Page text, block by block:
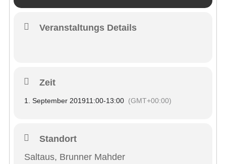
Veranstaltungs Details
Zeit
1. September 201911:00-13:00 (GMT+00:00)
Standort
Saltaus, Brunner Mahder